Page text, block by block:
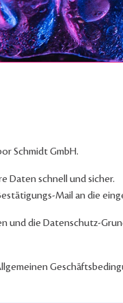
Schmidt GmbH.
Daten schnell und sicher.
Mail an die
und die Datenschutz-